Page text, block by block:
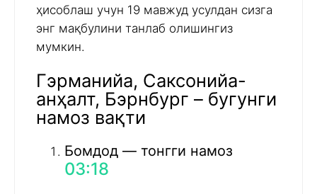
ҳисоблаш учун 19 мавжуд усулдан сизга
энг мақбулини танлаб олишингиз
мумкин.
Гэрманийа, Саксонийа-
анҳалт, Бэрнбург – бугунги
намоз вақти
Бомдод — тонгги намоз
03:18